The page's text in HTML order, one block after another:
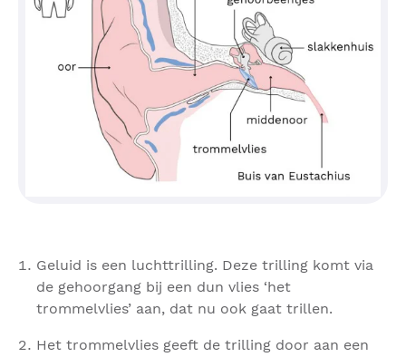
Geluid is een luchttrilling. Deze trilling komt via
de gehoorgang bij een dun vlies ‘het
trommelvlies’ aan, dat nu ook gaat trillen.
Het trommelvlies geeft de trilling door aan een